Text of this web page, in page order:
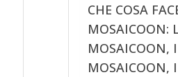
CHE COSA
MOSAICOON:
MOSAICOON,
MOSAICOON,